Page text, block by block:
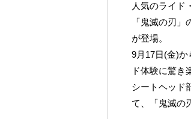
人気のライド
「鬼滅の刃
が登場。
9月17日(金)
ド体験に驚き
シートヘッド
て、「鬼滅の